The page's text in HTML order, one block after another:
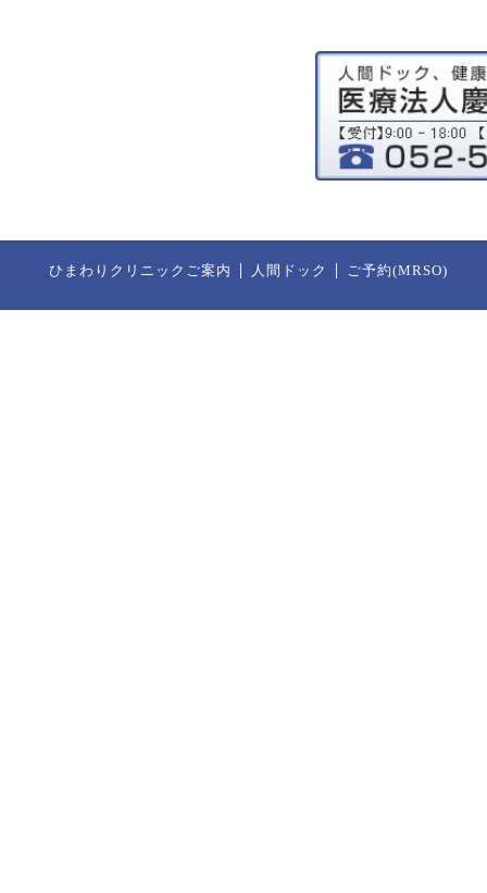
ひまわりクリニックご案内 人間ドック ご予約(MRSO)